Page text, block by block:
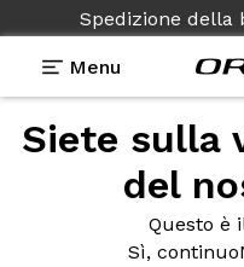
Spedizione della
Menu
Siete sulla
del
Questo è
Sì, continuo